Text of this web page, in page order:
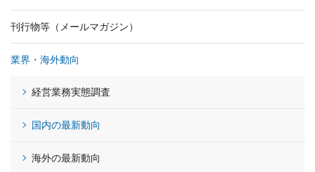
刊行物等（メールマガジン）
業界・海外動向
経営業務実態調査
国内の最新動向
海外の最新動向